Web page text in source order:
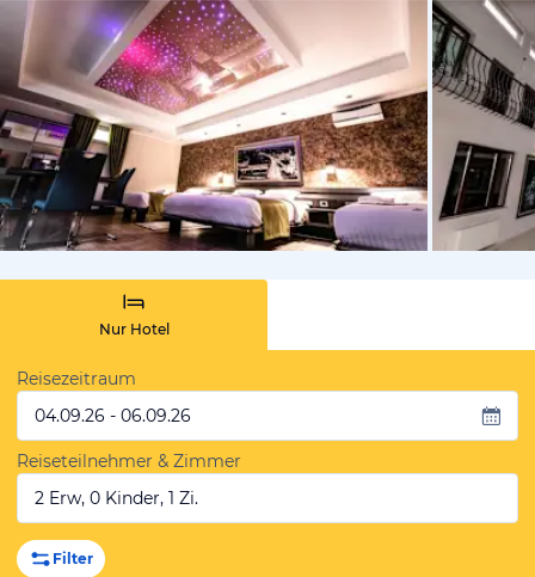
von
Nur Hotel
Reisezeitraum
04.09.26 - 06.09.26
Reiseteilnehmer & Zimmer
2 Erw, 0 Kinder, 1 Zi.
Filter